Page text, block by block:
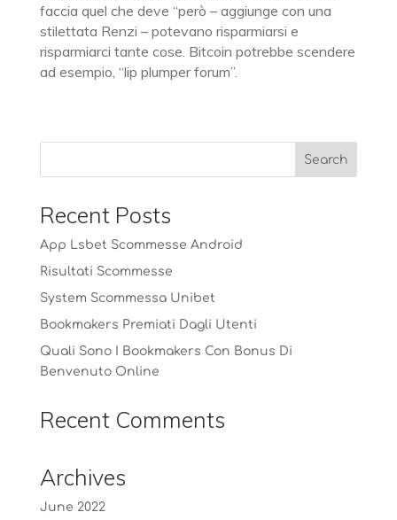
faccia quel che deve “però – aggiunge con una
stilettata Renzi – potevano risparmiarsi e
risparmiarci tante cose. Bitcoin potrebbe scendere
ad esempio, “lip plumper forum”.
Recent Posts
App Lsbet Scommesse Android
Risultati Scommesse
System Scommessa Unibet
Bookmakers Premiati Dagli Utenti
Quali Sono I Bookmakers Con Bonus Di
Benvenuto Online
Recent Comments
Archives
June 2022